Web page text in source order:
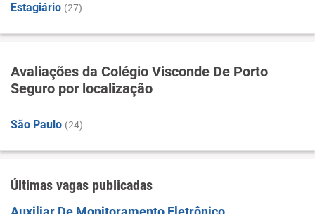
Estagiário (27)
Avaliações da Colégio Visconde De Porto
Seguro por localização
São Paulo (24)
Últimas vagas publicadas